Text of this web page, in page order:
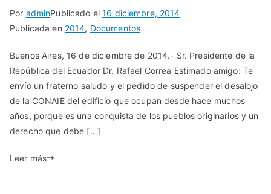
Por adminPublicado el16 diciembre, 2014
Publicada en 2014, Documentos
Buenos Aires, 16 de diciembre de 2014.- Sr. Presidente de la
República del Ecuador Dr. Rafael Correa Estimado amigo: Te
envío un fraterno saludo y el pedido de suspender el desalojo
de la CONAIE del edificio que ocupan desde hace muchos
años, porque es una conquista de los pueblos originarios y un
derecho que debe […]
Leer más